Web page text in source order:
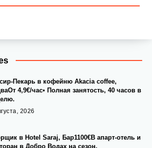
Пекарь в кофейню Akacia coffee,
4,9€/час• Полная занятость, 40 часов в
2026
в Hotel Saraj, Бар1100€В апарт-отель и
в Добро Водах на сезон.